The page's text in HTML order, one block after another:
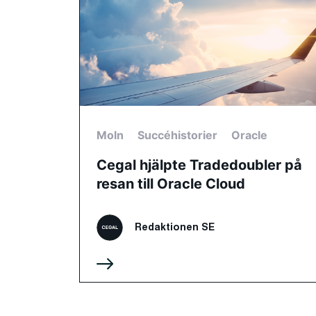
Moln Succéhistorier Oracle
Cegal hjälpte Tradedoubler på
resan till Oracle Cloud
Redaktionen SE